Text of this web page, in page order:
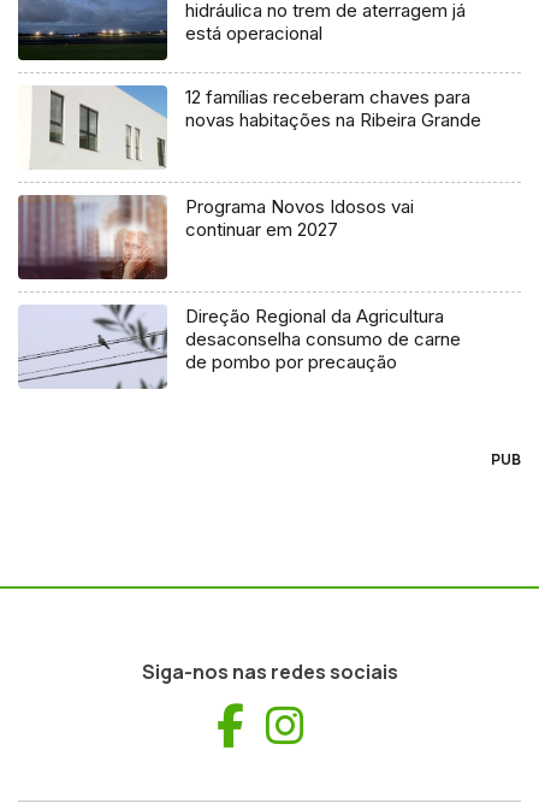
hidráulica no trem de aterragem já
está operacional
12 famílias receberam chaves para
novas habitações na Ribeira Grande
Programa Novos Idosos vai
continuar em 2027
Direção Regional da Agricultura
desaconselha consumo de carne
de pombo por precaução
PUB
Siga-nos nas redes sociais
Facebook